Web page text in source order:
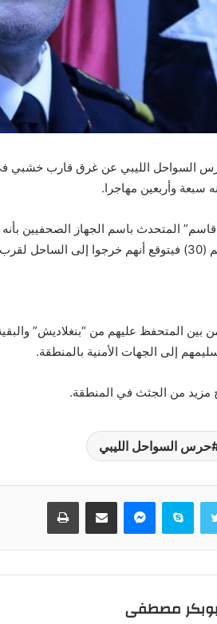
قاسم” المتحدث باسم الجهاز الصحفيين
المنطقة”.
بين المتحفظ عليهم من “بنغلاديش”
إلى الجهات الأمنية بالمنطقة.
مزيد من الجثث في المنطقة.
حرس السواحل الليبي
تويتر سكايب ماسنجر مشاركة عبر البريد طباعة
مصطفى